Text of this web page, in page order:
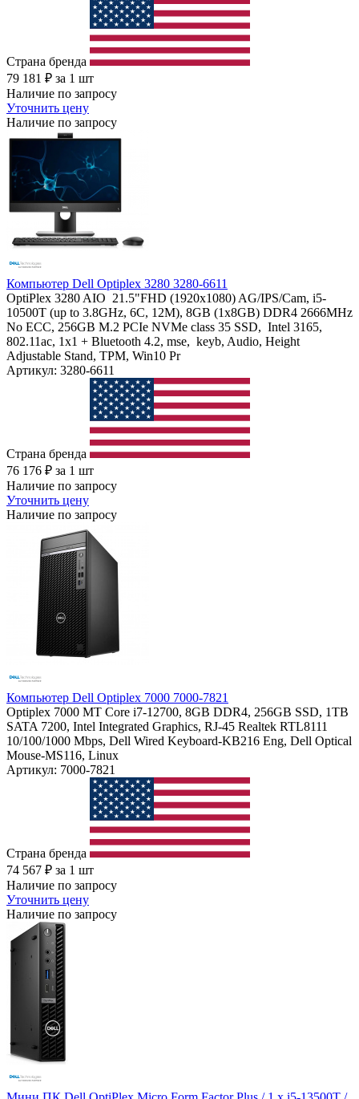
Страна бренда
79 181 ₽ за 1 шт
Наличие по запросу
Уточнить цену
Наличие по запросу
Компьютер Dell Optiplex 3280 3280-6611
OptiPlex 3280 AIO 21.5"FHD (1920x1080) AG/IPS/Cam, i5-
10500T (up to 3.8GHz, 6C, 12M), 8GB (1x8GB) DDR4 2666MHz
No ECC, 256GB M.2 PCIe NVMe class 35 SSD, Intel 3165,
802.11ac, 1x1 + Bluetooth 4.2, mse, keyb, Audio, Height
Adjustable Stand, TPM, Win10 Pr
Артикул: 3280-6611
Страна бренда
76 176 ₽ за 1 шт
Наличие по запросу
Уточнить цену
Наличие по запросу
Компьютер Dell Optiplex 7000 7000-7821
Optiplex 7000 MT Core i7-12700, 8GB DDR4, 256GB SSD, 1TB
SATA 7200, Intel Integrated Graphics, RJ-45 Realtek RTL8111
10/100/1000 Mbps, Dell Wired Keyboard-KB216 Eng, Dell Optical
Mouse-MS116, Linux
Артикул: 7000-7821
Страна бренда
74 567 ₽ за 1 шт
Наличие по запросу
Уточнить цену
Наличие по запросу